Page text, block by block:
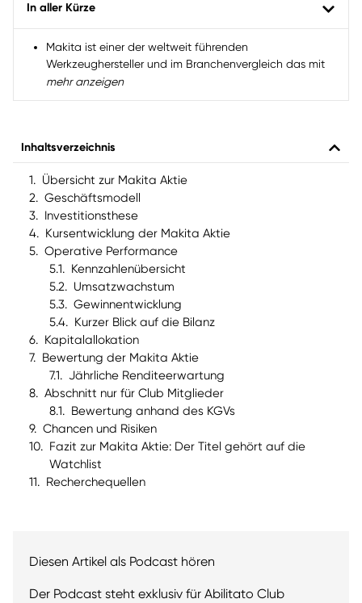
In aller Kürze
Makita ist einer der weltweit führenden
Werkzeughersteller und im Branchenvergleich das mit
Abstand profitabelste Unternehmen.
finanziellen Reserven im Vordergrund stand.
Ausschüttungsquote der Makita Aktie 50 % des
Gewinns (statt 35 %). Zusätzlich werden eigene Aktien
zurückgekauft.
Wir erklären, welches Wertsteigerungspotential
dadurch freigesetzt wird.
mehr anzeigen
Inhaltsverzeichnis
Übersicht zur Makita Aktie
Geschäftsmodell
Investitionsthese
Kursentwicklung der Makita Aktie
Operative Performance
Kennzahlenübersicht
Umsatzwachstum
Gewinnentwicklung
Kurzer Blick auf die Bilanz
Kapitalallokation
Bewertung der Makita Aktie
Jährliche Renditeerwartung
Abschnitt nur für Club Mitglieder
Bewertung anhand des KGVs
Chancen und Risiken
Fazit zur Makita Aktie: Der Titel gehört auf die
Watchlist
Recherchequellen
Diesen Artikel als Podcast hören
Der Podcast steht exklusiv für Abilitato Club